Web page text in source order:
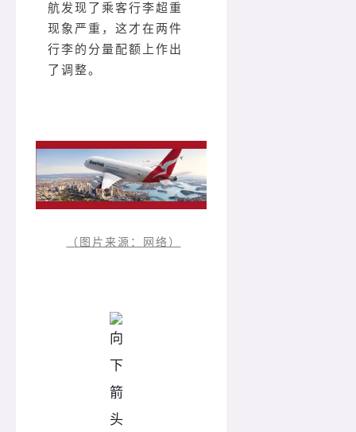
航发现了乘客行李超重
现象严重，这才在两件
行李的分量配额上作出
了调整。
（图片来源：网络）